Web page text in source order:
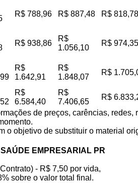
R$ 788,96 R$ 887,48 R$ 818,78
R$ 938,86
R$
1.056,10
R$ 974,35
R$
1.642,91
R$
1.848,07
R$
R$
6.584,40
R$
7.406,65
R$
de preços, carências,
o objetivo de substituir o material
EMPRESARIAL PR
- R$ 7,50 por vida,
sobre o valor total final.